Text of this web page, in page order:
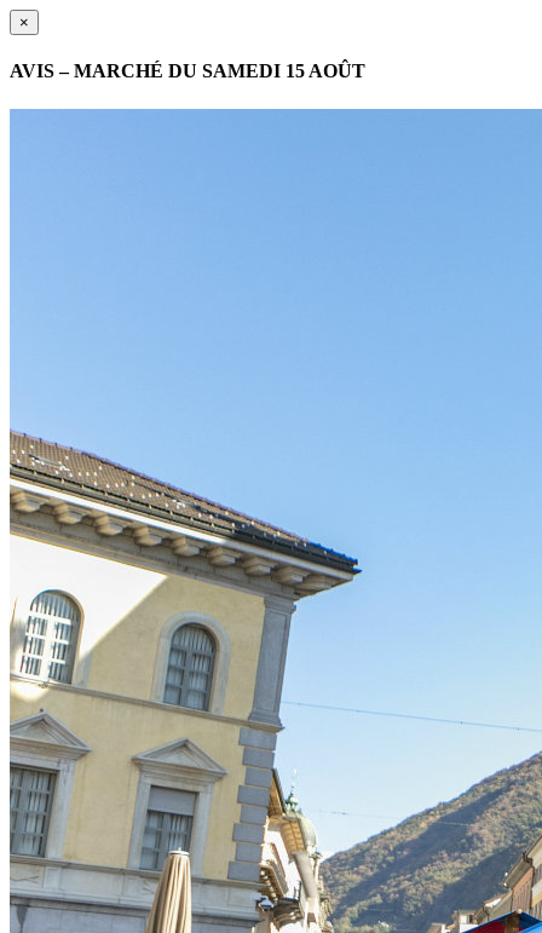
×
AVIS – MARCHÉ DU SAMEDI 15 AOÛT